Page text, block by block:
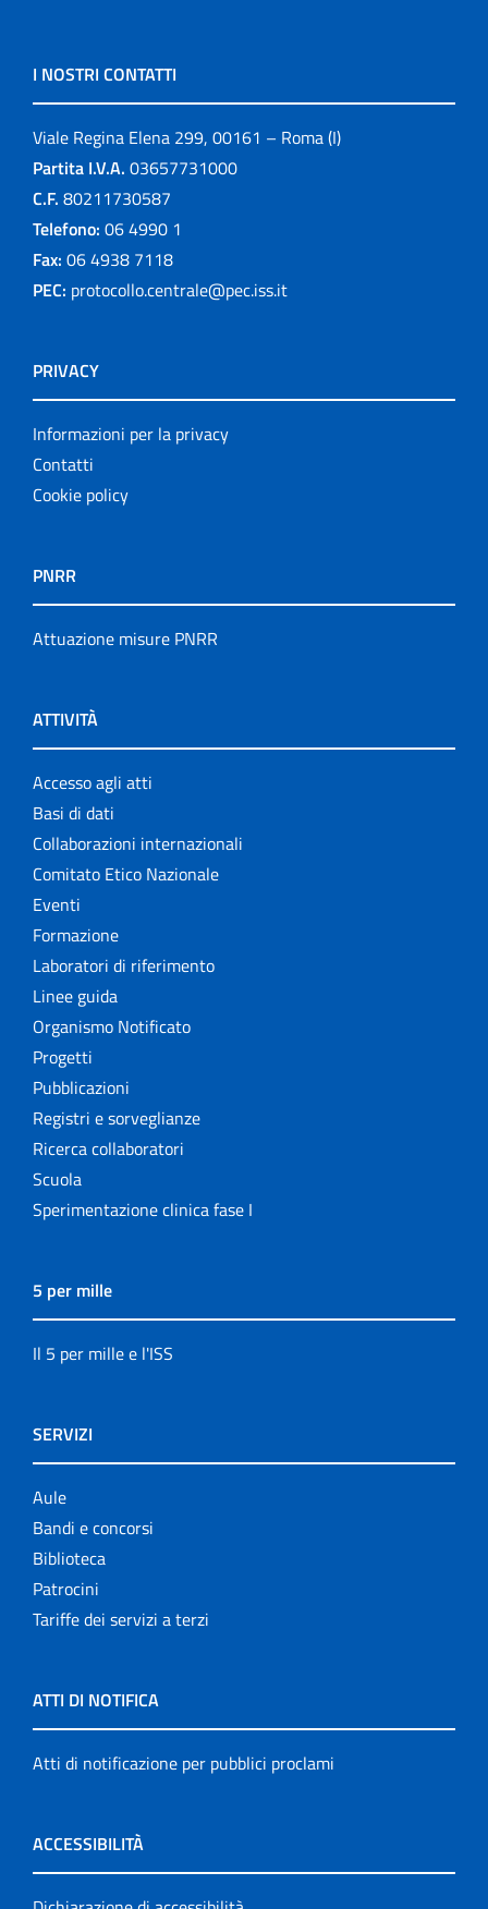
I NOSTRI CONTATTI
Viale Regina Elena 299, 00161 – Roma (I)
Partita I.V.A. 03657731000
C.F. 80211730587
Telefono: 06 4990 1
Fax: 06 4938 7118
PEC: protocollo.centrale@pec.iss.it
PRIVACY
Informazioni per la privacy
Contatti
Cookie policy
PNRR
Attuazione misure PNRR
ATTIVITÀ
Accesso agli atti
Basi di dati
Collaborazioni internazionali
Comitato Etico Nazionale
Eventi
Formazione
Laboratori di riferimento
Linee guida
Organismo Notificato
Progetti
Pubblicazioni
Registri e sorveglianze
Ricerca collaboratori
Scuola
Sperimentazione clinica fase I
5 per mille
Il 5 per mille e l'ISS
SERVIZI
Aule
Bandi e concorsi
Biblioteca
Patrocini
Tariffe dei servizi a terzi
ATTI DI NOTIFICA
Atti di notificazione per pubblici proclami
ACCESSIBILITÀ